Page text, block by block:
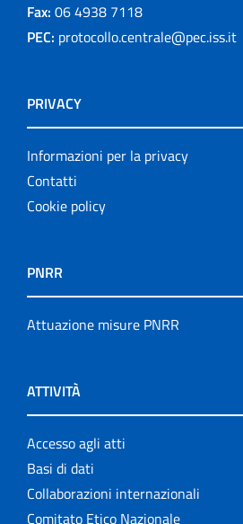
Fax: 06 4938 7118
PEC: protocollo.centrale@pec.iss.it
PRIVACY
Informazioni per la privacy
Contatti
Cookie policy
PNRR
Attuazione misure PNRR
ATTIVITÀ
Accesso agli atti
Basi di dati
Collaborazioni internazionali
Comitato Etico Nazionale